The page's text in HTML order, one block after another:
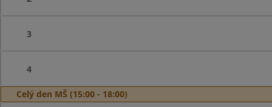
3
4
Celý den MŠ (15:00 - 18:00)